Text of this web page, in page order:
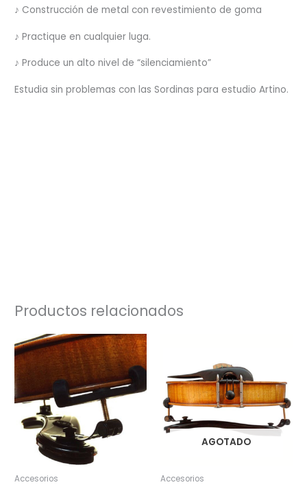
♪ Construcción de metal con revestimiento de goma
♪ Practique en cualquier luga.
♪ Produce un alto nivel de “silenciamiento”
Estudia sin problemas con las Sordinas para estudio Artino.
Productos relacionados
Accesorios
AGOTADO
Accesorios